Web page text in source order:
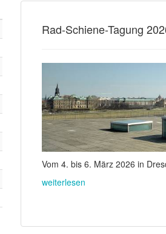
Rad-Schiene-Tagung
Vom 4. bis 6. März 2026 in
weiterlesen